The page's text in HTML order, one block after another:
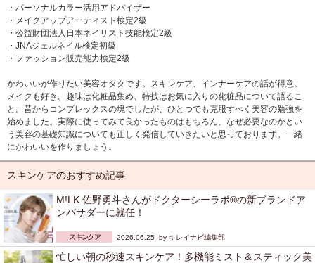
・パーソナルカラー活用アドバイザー
・メイクアップアーティスト検定2級
・公益財団法人日本ネイリスト技能検定2級
・JNAジェルネイル検定初級
・ファッション販売能力検定2級
かわいいが作りたい美容オタクです。スキンケア、インナーケアの話が得意。
メイクも好き。趣味は化粧品集め、特技はお気に入りの化粧品について語るこ
と。昔からコンプレックスの塊でしたが、ひとつでも克服すべく美容の勉強を
始めました。実際に使ってみて良かったものはもちろん、なぜ必要なのかとい
う美容の基礎知識についても正しく発信していきたいと思っております。一緒
にかわいいを作りましょう。
スキンケアのおすすめ記事
M!LK 佐野勇斗さんがドクターシーラボ®の新ブランドア
ンバサダーに就任！
2026.06.25 by キレイナビ編集部
忙しい朝の秒速スキンケア！多機能ミスト＆スティック美